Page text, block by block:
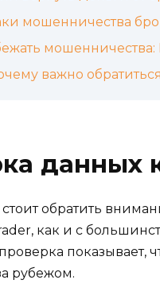
мошенничества
мошенничества:
важно
данных
стоит обратить
как и с
показывает,
рубежом.